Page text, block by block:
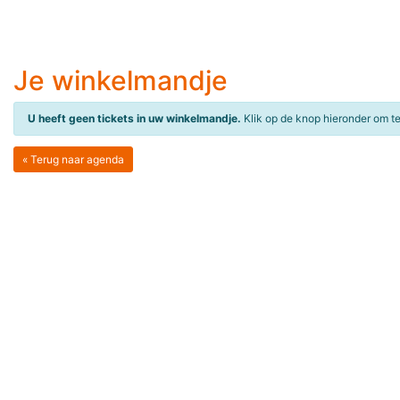
Je winkelmandje
U heeft geen tickets in uw winkelmandje. Klik op de knop hieronder om
« Terug naar agenda